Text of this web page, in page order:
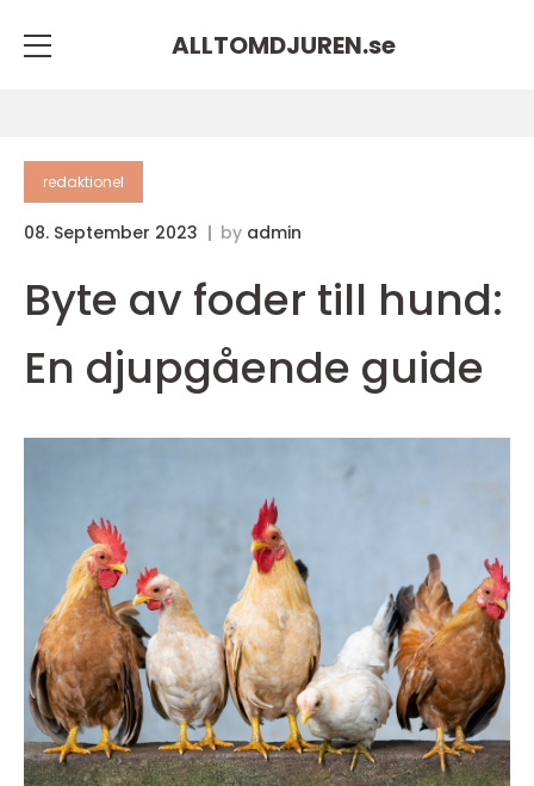
ALLTOMDJUREN.se
redaktionel
08. September 2023 by admin
Byte av foder till hund:
En djupgående guide